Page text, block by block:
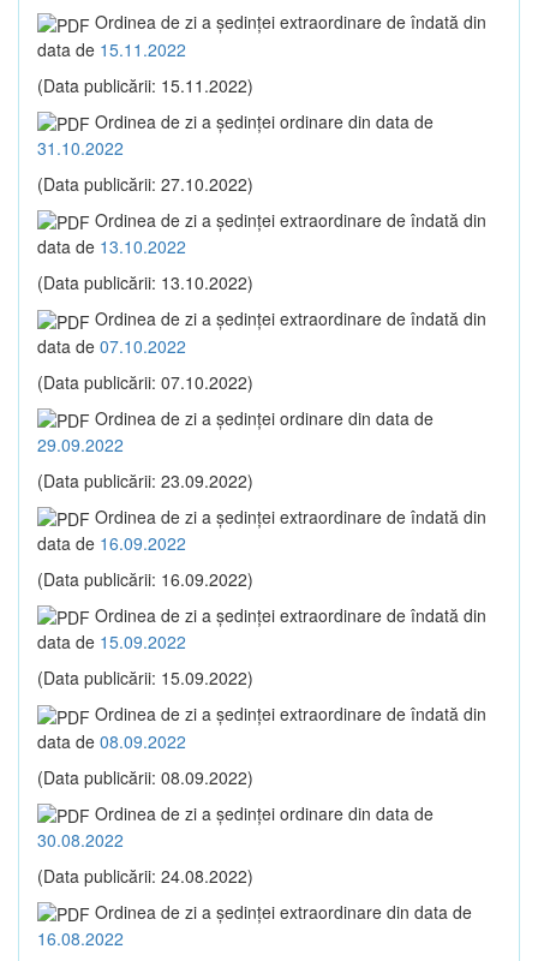
Ordinea de zi a şedinţei extraordinare de îndată din
data de 15.11.2022
(Data publicării: 15.11.2022)
Ordinea de zi a şedinţei ordinare din data de
31.10.2022
(Data publicării: 27.10.2022)
Ordinea de zi a şedinţei extraordinare de îndată din
data de 13.10.2022
(Data publicării: 13.10.2022)
Ordinea de zi a şedinţei extraordinare de îndată din
data de 07.10.2022
(Data publicării: 07.10.2022)
Ordinea de zi a şedinţei ordinare din data de
29.09.2022
(Data publicării: 23.09.2022)
Ordinea de zi a şedinţei extraordinare de îndată din
data de 16.09.2022
(Data publicării: 16.09.2022)
Ordinea de zi a şedinţei extraordinare de îndată din
data de 15.09.2022
(Data publicării: 15.09.2022)
Ordinea de zi a şedinţei extraordinare de îndată din
data de 08.09.2022
(Data publicării: 08.09.2022)
Ordinea de zi a şedinţei ordinare din data de
30.08.2022
(Data publicării: 24.08.2022)
Ordinea de zi a şedinţei extraordinare din data de
16.08.2022